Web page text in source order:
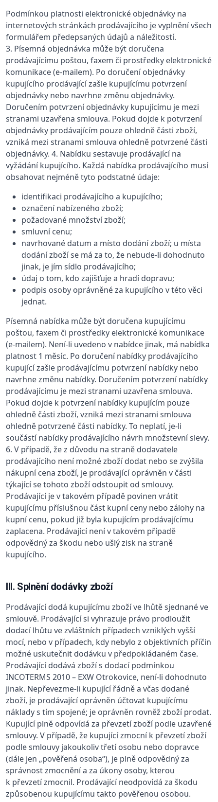
Podmínkou platnosti elektronické objednávky na
internetových stránkách prodávajícího je vyplnění všech
formulářem předepsaných údajů a náležitostí.
3. Písemná objednávka může být doručena
prodávajícímu poštou, faxem či prostředky elektronické
komunikace (e-mailem). Po doručení objednávky
kupujícího prodávající zašle kupujícímu potvrzení
objednávky nebo navrhne změnu objednávky.
Doručením potvrzení objednávky kupujícímu je mezi
stranami uzavřena smlouva. Pokud dojde k potvrzení
objednávky prodávajícím pouze ohledně části zboží,
vzniká mezi stranami smlouva ohledně potvrzené části
objednávky. 4. Nabídku sestavuje prodávající na
vyžádání kupujícího. Každá nabídka prodávajícího musí
obsahovat nejméně tyto podstatné údaje:
identifikaci prodávajícího a kupujícího;
označení nabízeného zboží;
požadované množství zboží;
smluvní cenu;
navrhované datum a místo dodání zboží; u místa
dodání zboží se má za to, že nebude-li dohodnuto
jinak, je jím sídlo prodávajícího;
údaj o tom, kdo zajišťuje a hradí dopravu;
podpis osoby oprávněné za kupujícího v této věci
jednat.
Písemná nabídka může být doručena kupujícímu
poštou, faxem či prostředky elektronické komunikace
(e-mailem). Není-li uvedeno v nabídce jinak, má nabídka
platnost 1 měsíc. Po doručení nabídky prodávajícího
kupující zašle prodávajícímu potvrzení nabídky nebo
navrhne změnu nabídky. Doručením potvrzení nabídky
prodávajícímu je mezi stranami uzavřena smlouva.
Pokud dojde k potvrzení nabídky kupujícím pouze
ohledně části zboží, vzniká mezi stranami smlouva
ohledně potvrzené části nabídky. To neplatí, je-li
součástí nabídky prodávajícího návrh množstevní slevy.
6. V případě, že z důvodu na straně dodavatele
prodávajícího není možné zboží dodat nebo se zvýšila
nákupní cena zboží, je prodávající oprávněn v části
týkající se tohoto zboží odstoupit od smlouvy.
Prodávající je v takovém případě povinen vrátit
kupujícímu příslušnou část kupní ceny nebo zálohy na
kupní cenu, pokud již byla kupujícím prodávajícímu
zaplacena. Prodávající není v takovém případě
odpovědný za škodu nebo ušlý zisk na straně
kupujícího.
III. Splnění dodávky zboží
Prodávající dodá kupujícímu zboží ve lhůtě sjednané ve
smlouvě. Prodávající si vyhrazuje právo prodloužit
dodací lhůtu ve zvláštních případech vzniklých vyšší
mocí, nebo v případech, kdy nebylo z objektivních příčin
možné uskutečnit dodávku v předpokládaném čase.
Prodávající dodává zboží s dodací podmínkou
INCOTERMS 2010 – EXW Otrokovice, není-li dohodnuto
jinak. Nepřevezme-li kupující řádně a včas dodané
zboží, je prodávající oprávněn účtovat kupujícímu
náklady s tím spojené; je oprávněn rovněž zboží prodat.
Kupující plně odpovídá za převzetí zboží podle uzavřené
smlouvy. V případě, že kupující zmocní k převzetí zboží
podle smlouvy jakoukoliv třetí osobu nebo dopravce
(dále jen „pověřená osoba“), je plně odpovědný za
správnost zmocnění a za úkony osoby, kterou
k převzetí zmocnil. Prodávající neodpovídá za škodu
způsobenou kupujícímu takto pověřenou osobou.